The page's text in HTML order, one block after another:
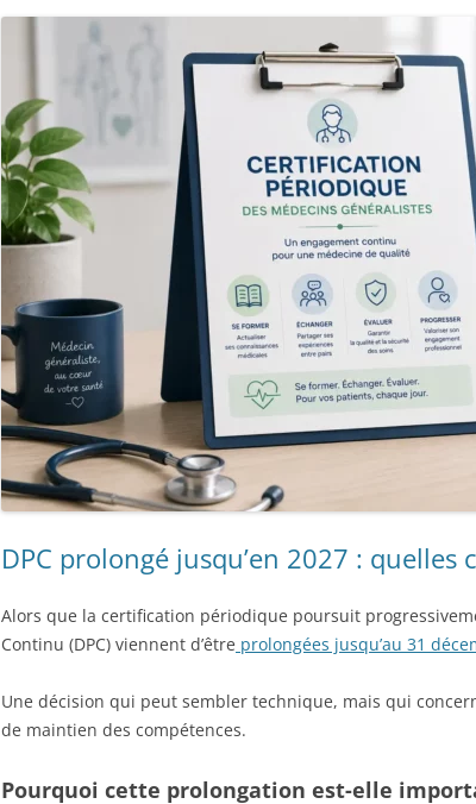
DPC prolongé jusqu’en 2027 :
Alors que la certification périodique poursuit
Continu (DPC) viennent d’être prolongées jusqu’au 31
Une décision qui peut sembler technique, mais qui
de maintien des compétences.
Pourquoi cette prolongation est-elle